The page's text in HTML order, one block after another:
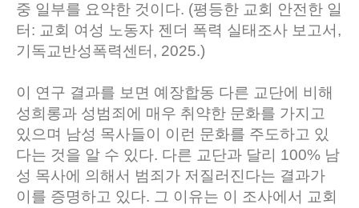
중 일부를 요약한 것이다. (평등한 교회 안전한 일
터: 교회 여성 노동자 젠더 폭력 실태조사 보고서,
기독교반성폭력센터, 2025.)
이 연구 결과를 보면 예장합동 다른 교단에 비해
성희롱과 성범죄에 매우 취약한 문화를 가지고
있으며 남성 목사들이 이런 문화를 주도하고 있
다는 것을 알 수 있다. 다른 교단과 달리 100% 남
성 목사에 의해서 범죄가 저질러진다는 결과가
이를 증명하고 있다. 그 이유는 이 조사에서 교회